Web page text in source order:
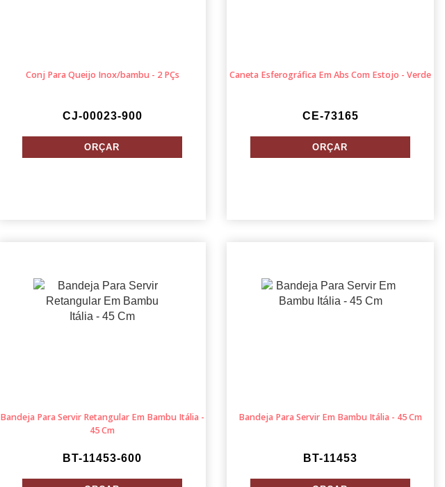
Conj Para Queijo Inox/bambu - 2 PÇs
CJ-00023-900
Caneta Esferográfica Em Abs Com Estojo - Verde
CE-73165
Bandeja Para Servir Retangular Em Bambu Itália -
45 Cm
BT-11453-600
Bandeja Para Servir Em Bambu Itália - 45 Cm
BT-11453